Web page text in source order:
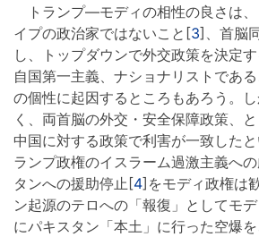
トランプ―モディの相性の良さは、
イプの政治家ではないこと[3]、首脳
し、トップダウンで外交政策を決定す
自国第一主義、ナショナリストであ
の個性に起因するところもあろう。
く、両首脳の外交・安全保障政策、と
中国に対する政策で利害が一致した
ランプ政権のイスラーム過激主義へ
タンへの援助停止[4]をモディ政権は
ン起源のテロへの「報復」としてモ
にパキスタン「本土」に行った空爆を